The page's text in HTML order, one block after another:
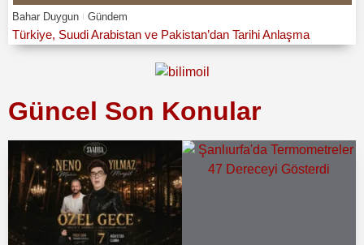
Bahar Duygun Gündem
Türkiye, Suudi Arabistan ve Pakistan’dan Tarihi Anlaşma
Güncel Son Konular